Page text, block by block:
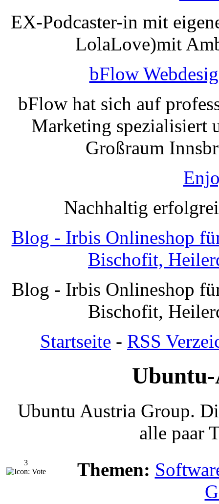
EX-Podcaster-in mit
LolaLove)mit
bFlow
bFlow hat sich auf
Marketing spezialisiert
Großraum
Nachhaltig
Blog - Irbis Onlineshop
Bischofit,
Blog - Irbis Onlineshop
Bischofit,
Startseite - RSS
Ubuntu Austria Group.
alle paar
3 Themen: